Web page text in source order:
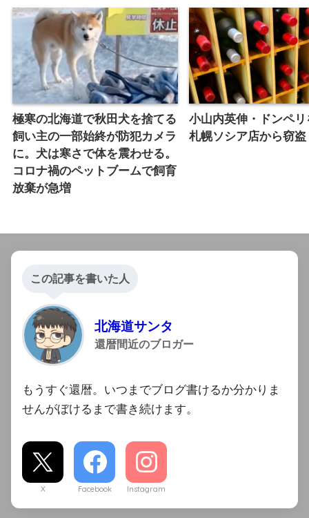
極寒の北海道で秋田犬を捨てる
飼い主の一部始終が防犯カメラ
に。犬は寒さで体を震わせる。
コロナ禍のペットブームで飼育
放棄が急増
小山内英伸・ドンペ
札幌ソシア店から窃
この記事を書いた人
北海道サンタ
還暦間近のブロガー
もうすぐ還暦。いつまでブログ書けるか分かりま
せんがぼけるまで書き続けます。
X Facebook Instagram